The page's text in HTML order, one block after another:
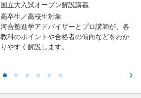
親子で学ぶ！大学入試セミナー ～東大・京
大・医学科編～
高校生／中学生／保護者対象
東大・京大・医学部医学科入試で求められ
る力や学習アドバイスをお伝えします。